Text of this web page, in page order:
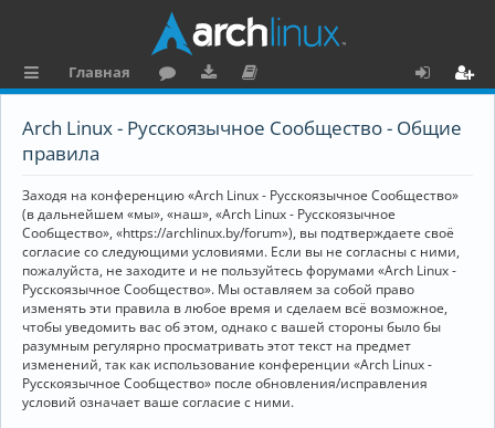
ы
к
и
Главная
ру
ру
и
ку
е
н
та
ц
и
я
о
Arch Linux - Русскоязычное Сообщество - Общие
правила
Заходя на конференцию «Arch Linux - Русскоязычное Сообщество»
(в дальнейшем «мы», «наш», «Arch Linux - Русскоязычное
Сообщество», «https://archlinux.by/forum»), вы подтверждаете своё
согласие со следующими условиями. Если вы не согласны с ними,
пожалуйста, не заходите и не пользуйтесь форумами «Arch Linux -
Русскоязычное Сообщество». Мы оставляем за собой право
изменять эти правила в любое время и сделаем всё возможное,
чтобы уведомить вас об этом, однако с вашей стороны было бы
разумным регулярно просматривать этот текст на предмет
изменений, так как использование конференции «Arch Linux -
Русскоязычное Сообщество» после обновления/исправления
условий означает ваше согласие с ними.